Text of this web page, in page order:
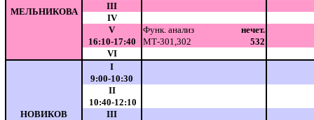
МЕЛЬНИКОВА
III
IV
V
Функ. анализ
нечет.
16:10-17:40
МТ-301,302
532
VI
НОВИКОВ
I
9:00-10:30
II
10:40-12:10
III